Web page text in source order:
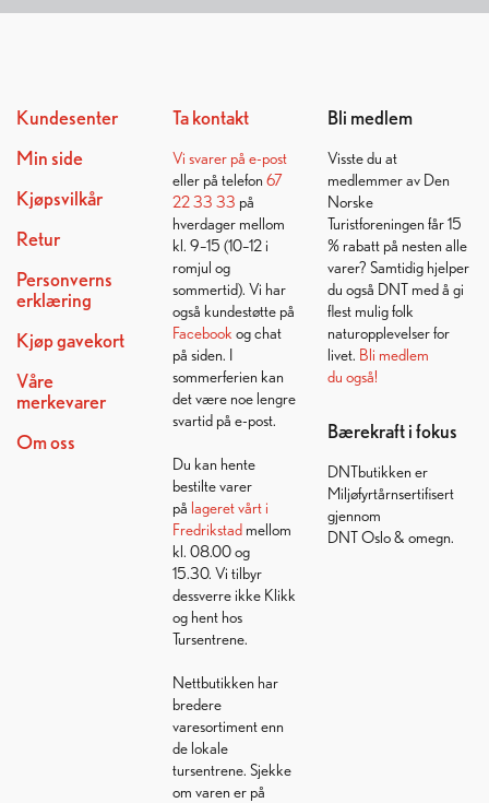
Kundesenter
Min side
Kjøpsvilkår
Retur
Personverns
erklæring
Kjøp gavekort
Våre
merkevarer
Om oss
Ta kontakt
Vi svarer på e-post
eller på telefon 67
22 33 33 på
hverdager mellom
kl. 9–15 (10–12 i
romjul og
sommertid). Vi har
også kundestøtte på
Facebook og chat
på siden. I
sommerferien kan
det være noe lengre
svartid på e-post.
Du kan hente
bestilte varer
på lageret vårt i
Fredrikstadmellom
kl. 08.00 og
15.30. Vi tilbyr
dessverre ikke Klikk
og hent hos
Tursentrene.
Nettbutikken har
bredere
varesortiment enn
de lokale
tursentrene. Sjekke
om varen er på
Bli medlem
Visste du at
medlemmer av Den
Norske
Turistforeningen får 15
% rabatt på nesten alle
varer? Samtidig hjelper
du også DNT med å gi
flest mulig folk
naturopplevelser for
livet. Bli medlem
du også!
Bærekraft i fokus
DNTbutikken er
Miljøfyrtårnsertifisert
gjennom
DNT Oslo & omegn.